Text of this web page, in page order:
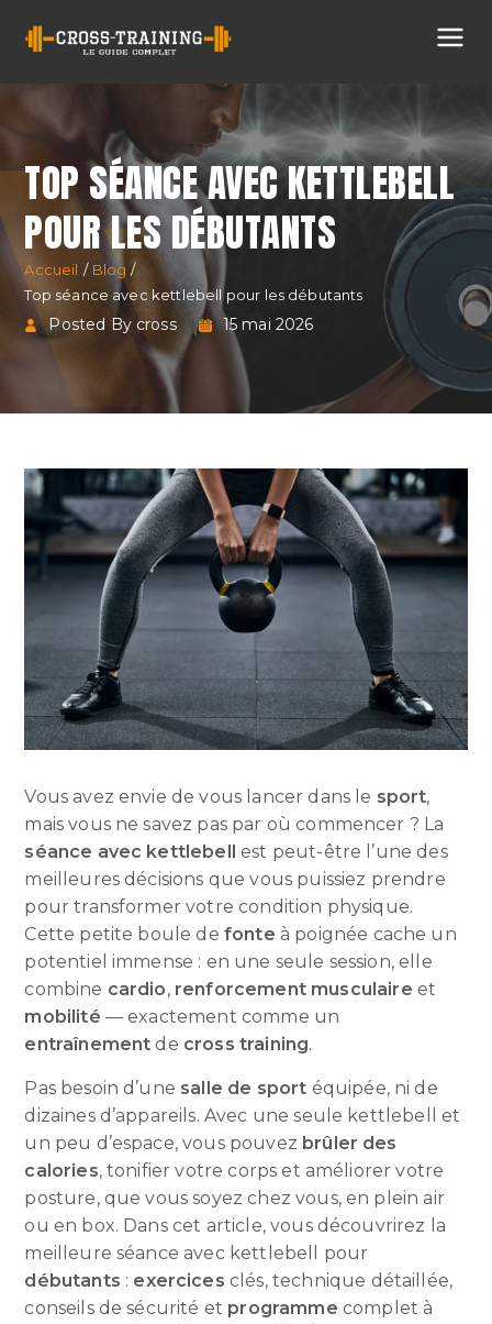
Cross
Training
TOP SÉANCE AVEC KETTLEBELL
POUR LES DÉBUTANTS
Accueil
Blog
Top séance avec kettlebell pour les débutants
Posted By cross 15 mai 2026
Vous avez envie de vous lancer dans le sport,
mais vous ne savez pas par où commencer ? La
séance avec kettlebell est peut-être l’une des
meilleures décisions que vous puissiez prendre
pour transformer votre condition physique.
Cette petite boule de fonte à poignée cache un
potentiel immense : en une seule session, elle
combine cardio, renforcement musculaire et
mobilité — exactement comme un
entraînement de cross training.
Pas besoin d’une salle de sport équipée, ni de
dizaines d’appareils. Avec une seule kettlebell et
un peu d’espace, vous pouvez brûler des
calories, tonifier votre corps et améliorer votre
posture, que vous soyez chez vous, en plein air
ou en box. Dans cet article, vous découvrirez la
meilleure séance avec kettlebell pour
débutants : exercices clés, technique détaillée,
conseils de sécurité et programme complet à